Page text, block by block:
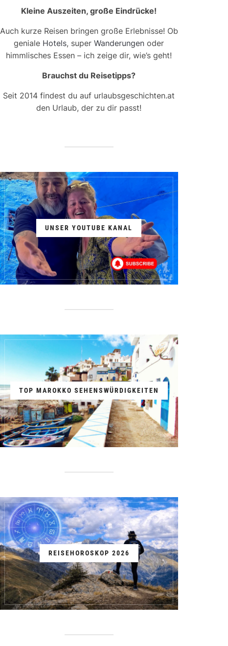
Kleine Auszeiten, große Eindrücke!
Auch kurze Reisen bringen große Erlebnisse! Ob
geniale Hotels, super Wanderungen oder
himmlisches Essen – ich zeige dir, wie’s geht!
Brauchst du Reisetipps?
Seit 2014 findest du auf urlaubsgeschichten.at
den Urlaub, der zu dir passt!
UNSER YOUTUBE KANAL
TOP MAROKKO SEHENSWÜRDIGKEITEN
REISEHOROSKOP 2026